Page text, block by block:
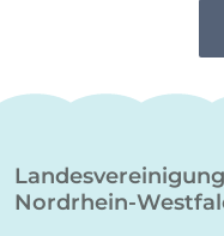
Nordrhein-